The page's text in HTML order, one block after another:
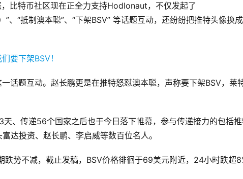
比特币社区现在正全力支持Hodlonaut，不仅发起了
“抵制澳本聪”、“下架BSV” 等话题互动，还纷纷把推特头像换
话题互动。赵长鹏更是在推特怒怼澳本聪，声称要下架BSV，莱
、传递56个国家之后也于今日落下帷幕，参与传递接力的包括
达投资、赵长鹏、李启威等数百位名人。
势不减，截止发稿，BSV价格徘徊于69美元附近，24小时跌超